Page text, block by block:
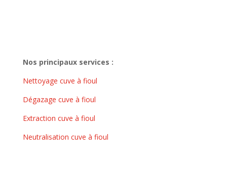
Nos principaux services :
Nettoyage cuve à fioul
Dégazage cuve à fioul
Extraction cuve à fioul
Neutralisation cuve à fioul